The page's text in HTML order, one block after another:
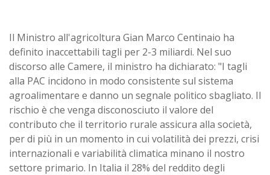
Il Ministro all'agricoltura Gian Marco Centinaio ha
definito inaccettabili tagli per 2-3 miliardi. Nel suo
discorso alle Camere, il ministro ha dichiarato: "I tagli
alla PAC incidono in modo consistente sul sistema
agroalimentare e danno un segnale politico sbagliato. Il
rischio è che venga disconosciuto il valore del
contributo che il territorio rurale assicura alla società,
per di più in un momento in cui volatilità dei prezzi, crisi
internazionali e variabilità climatica minano il nostro
settore primario. In Italia il 28% del reddito degli